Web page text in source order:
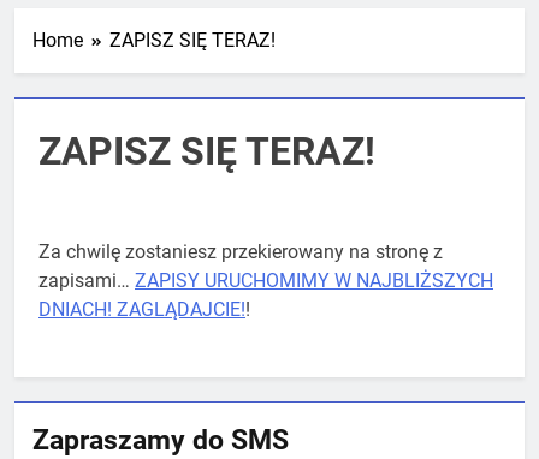
2 Tygodnie Temu
medalowej mistrzostw Polski U23 w
Krakowie
4 Tygodnie Temu
Home ZAPISZ SIĘ TERAZ!
ZAPISZ SIĘ TERAZ!
Za chwilę zostaniesz przekierowany na stronę z
zapisami… ZAPISY URUCHOMIMY W NAJBLIŻSZYCH
DNIACH! ZAGLĄDAJCIE!!
Zapraszamy do SMS